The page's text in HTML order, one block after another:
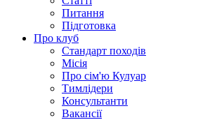
Питання
Підготовка
Про клуб
Стандарт походів
Місія
Про сім'ю Кулуар
Тимлідери
Консультанти
Вакансії